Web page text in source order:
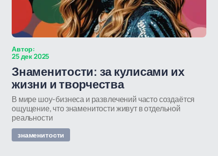
Автор:
25 дек 2025
Знаменитости: за кулисами их
жизни и творчества
В мире шоу-бизнеса и развлечений часто создаётся
ощущение, что знаменитости живут в отдельной
реальности
знаменитости